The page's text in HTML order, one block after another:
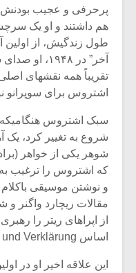
پرحرفی و عجیب بودنش
هم داشتند و او یک
طول زندگیش، از اولین
آخر” در
تقریباً همه نقشهای
اشتروس برای سوپرانو
سبک اشتروس هنگامیکه
شروع به تغییر کرد، یک
شوهر یکی از خواهر
که اشتروس را ترغیب
و نوشتن موسیقی
مقالات ریچارد واگنر
از اپراهای ریتر را
اساس Tod und Verklärung از خود اشتروس نوشت.
این علاقه اخیر او در